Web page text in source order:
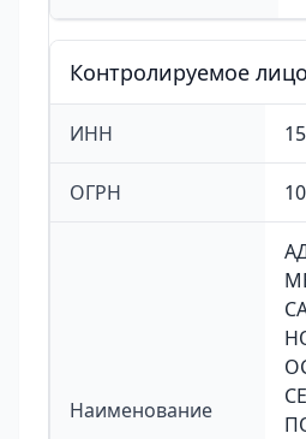
Контролируемое лицо
ИНН
ОГРН
Наименование